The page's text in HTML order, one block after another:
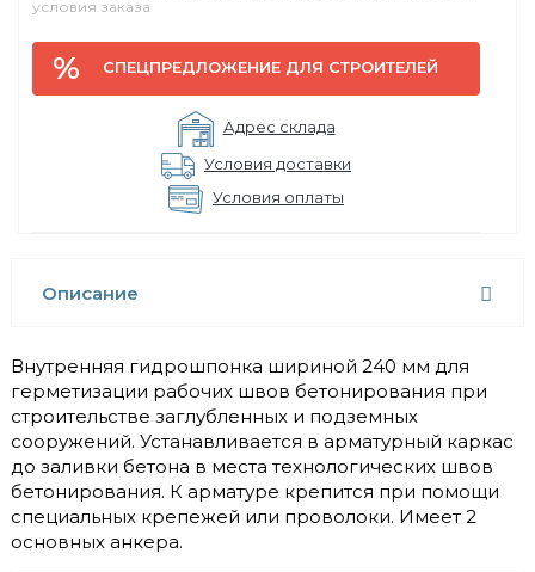
условия заказа
СПЕЦПРЕДЛОЖЕНИЕ ДЛЯ СТРОИТЕЛЕЙ
Адрес склада
Условия доставки
Условия оплаты
Описание
Внутренняя гидрошпонка шириной 240 мм для
герметизации рабочих швов бетонирования при
строительстве заглубленных и подземных
сооружений. Устанавливается в арматурный каркас
до заливки бетона в места технологических швов
бетонирования. К арматуре крепится при помощи
специальных крепежей или проволоки. Имеет 2
основных анкера.